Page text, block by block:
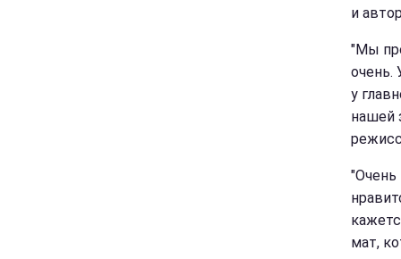
и
"Мы
очень.
у
нашей
"Очень
мат,